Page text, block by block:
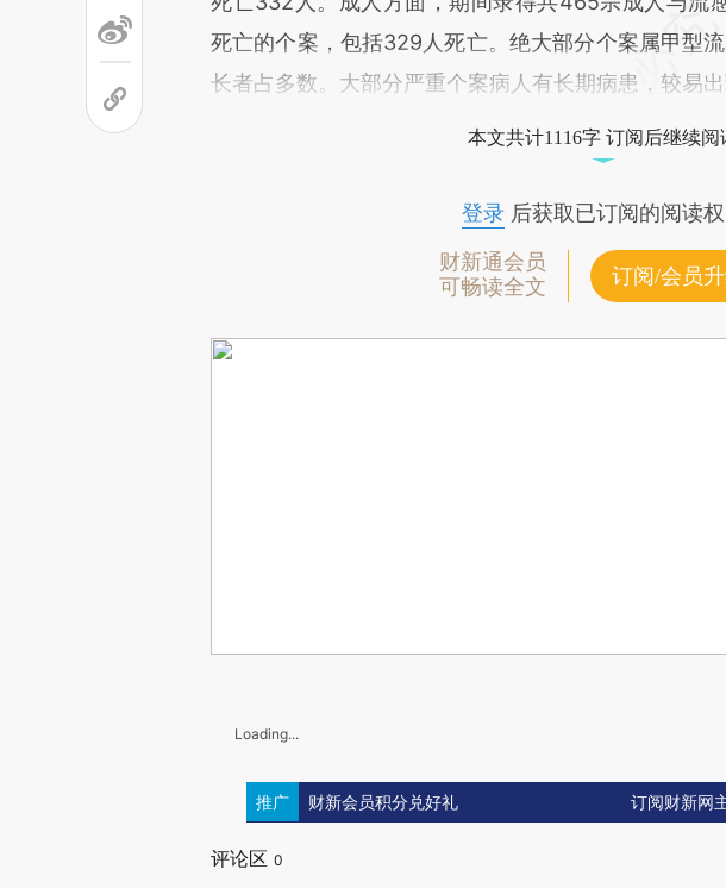
死亡的个案，包括329人死亡。绝大部分个案属甲型
长者占多数。大部分严重个案病人有长期病患，较易出
本文共计1116字 订阅后继续阅
登录后获取已订阅的阅读
财新通会员
可畅读全文
订阅/会员
Loading...
推广 财新会员积分兑好礼 订阅财新网
评论区 0